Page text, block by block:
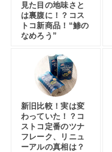
見た目の地味さと
は裏腹に！？コス
トコ新商品！“鯵の
なめろう”
新旧比較！実は変
わっていた！？コ
ストコ定番のツナ
フレーク、リニュ
ーアルの真相は？